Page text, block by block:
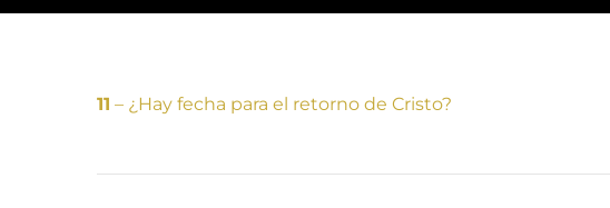
11 – ¿Hay fecha para el retorno de Cristo?